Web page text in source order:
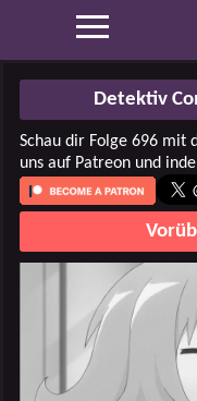
Detektiv
Schau dir Folge 696 mit
uns auf Patreon und